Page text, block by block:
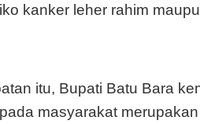
kanker leher rahim
itu, Bupati Batu Bara
masyarakat